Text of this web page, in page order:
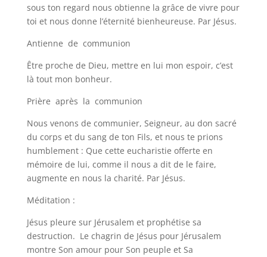
sous ton regard nous obtienne la grâce de vivre pour
toi et nous donne l’éternité bienheureuse. Par Jésus.
Antienne de communion
Être proche de Dieu, mettre en lui mon espoir, c’est
là tout mon bonheur.
Prière après la communion
Nous venons de communier, Seigneur, au don sacré
du corps et du sang de ton Fils, et nous te prions
humblement : Que cette eucharistie offerte en
mémoire de lui, comme il nous a dit de le faire,
augmente en nous la charité. Par Jésus.
Méditation :
Jésus pleure sur Jérusalem et prophétise sa
destruction. Le chagrin de Jésus pour Jérusalem
montre Son amour pour Son peuple et Sa